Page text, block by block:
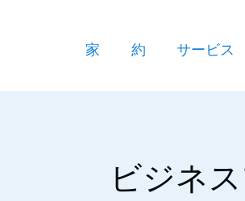
家 約 サービス
ビジネ